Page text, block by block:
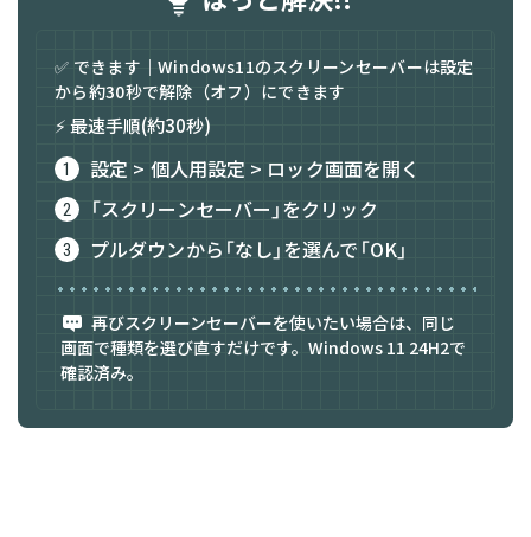
✅ できます｜Windows11のスクリーンセーバーは設定
から約30秒で解除（オフ）にできます
⚡ 最速手順(約30秒)
設定 > 個人用設定 > ロック画面を開く
「スクリーンセーバー」をクリック
プルダウンから「なし」を選んで「OK」
再びスクリーンセーバーを使いたい場合は、同じ
画面で種類を選び直すだけです。Windows 11 24H2で
確認済み。